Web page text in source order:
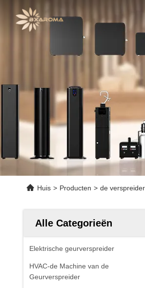
Huis > Producten > de
Alle Categorieën
Elektrische geurverspreider
HVAC-de Machine van de
Geurverspreider